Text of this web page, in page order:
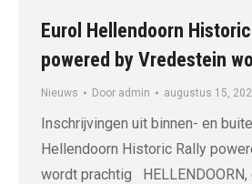
Eurol Hellendoorn
powered by Vredestein
Nieuws Door admin augustus 15,
Inschrijvingen uit binnen- en
Hellendoorn Historic Rally
wordt prachtig HELLENDOORN,